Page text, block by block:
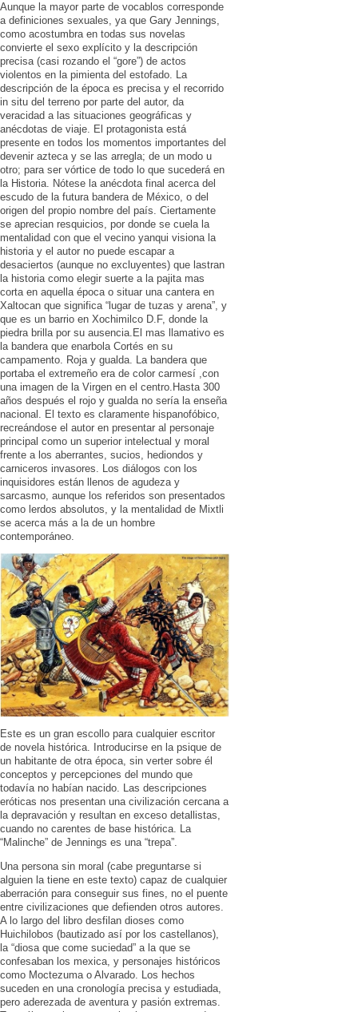
Aunque la mayor parte de vocablos corresponde
a definiciones sexuales, ya que Gary Jennings,
como acostumbra en todas sus novelas
convierte el sexo explícito y la descripción
precisa (casi rozando el “gore”) de actos
violentos en la pimienta del estofado. La
descripción de la época es precisa y el recorrido
in situ del terreno por parte del autor, da
veracidad a las situaciones geográficas y
anécdotas de viaje. El protagonista está
presente en todos los momentos importantes del
devenir azteca y se las arregla; de un modo u
otro; para ser vórtice de todo lo que sucederá en
la Historia. Nótese la anécdota final acerca del
escudo de la futura bandera de México, o del
origen del propio nombre del país. Ciertamente
se aprecian resquicios, por donde se cuela la
mentalidad con que el vecino yanqui visiona la
historia y el autor no puede escapar a
desaciertos (aunque no excluyentes) que lastran
la historia como elegir suerte a la pajita mas
corta en aquella época o situar una cantera en
Xaltocan que significa “lugar de tuzas y arena”, y
que es un barrio en Xochimilco D.F, donde la
piedra brilla por su ausencia.El mas llamativo es
la bandera que enarbola Cortés en su
campamento. Roja y gualda. La bandera que
portaba el extremeño era de color carmesí ,con
una imagen de la Virgen en el centro.Hasta 300
años después el rojo y gualda no sería la enseña
nacional. El texto es claramente hispanofóbico,
recreándose el autor en presentar al personaje
principal como un superior intelectual y moral
frente a los aberrantes, sucios, hediondos y
carniceros invasores. Los diálogos con los
inquisidores están llenos de agudeza y
sarcasmo, aunque los referidos son presentados
como lerdos absolutos, y la mentalidad de Mixtli
se acerca más a la de un hombre
contemporáneo.
Este es un gran escollo para cualquier escritor
de novela histórica. Introducirse en la psique de
un habitante de otra época, sin verter sobre él
conceptos y percepciones del mundo que
todavía no habían nacido. Las descripciones
eróticas nos presentan una civilización cercana a
la depravación y resultan en exceso detallistas,
cuando no carentes de base histórica. La
“Malinche” de Jennings es una “trepa”.
Una persona sin moral (cabe preguntarse si
alguien la tiene en este texto) capaz de cualquier
aberración para conseguir sus fines, no el puente
entre civilizaciones que defienden otros autores.
A lo largo del libro desfilan dioses como
Huichilobos (bautizado así por los castellanos),
la “diosa que come suciedad” a la que se
confesaban los mexica, y personajes históricos
como Moctezuma o Alvarado. Los hechos
suceden en una cronología precisa y estudiada,
pero aderezada de aventura y pasión extremas.